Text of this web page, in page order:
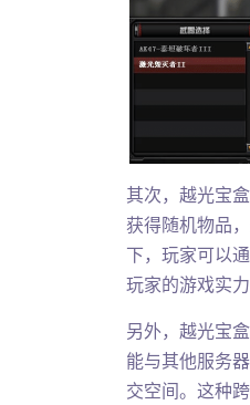
其次，越光宝
获得随机物品
下，玩家可以
玩家的游戏实
另外，越光宝
能与其他服务
交空间。这种